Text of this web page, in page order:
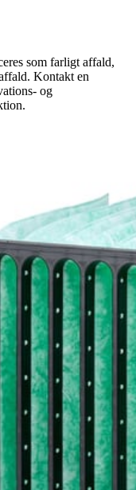
som farligt affald,
Kontakt en
og